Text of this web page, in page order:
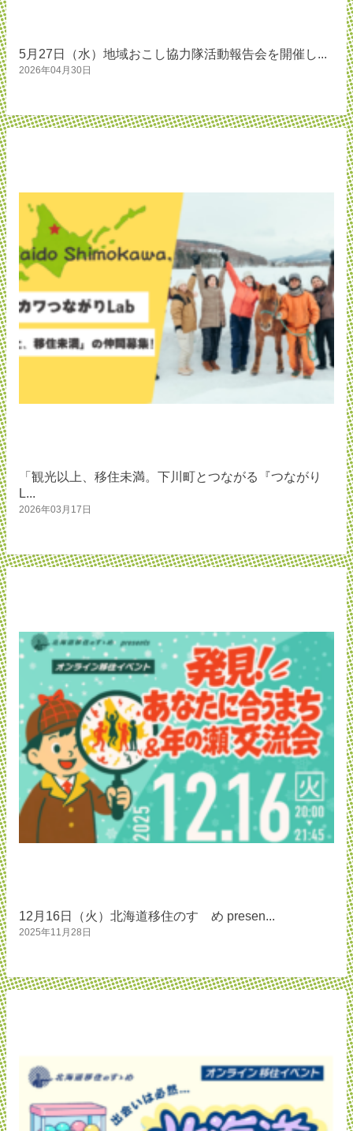
5月27日（水）地域おこし協力隊活動報告会を開催し...
2026年04月30日
「観光以上、移住未満。下川町とつながる『つながり
L...
2026年03月17日
12月16日（火）北海道移住のすゝめ presen...
2025年11月28日